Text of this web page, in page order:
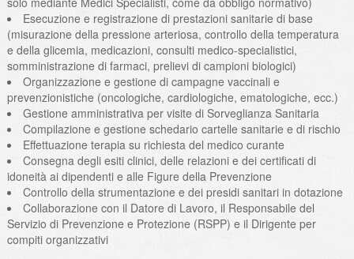
Esecuzione e registrazione di prestazioni sanitarie di base
(misurazione della pressione arteriosa, controllo della temperatura
e della glicemia, medicazioni, consulti medico-specialistici,
somministrazione di farmaci, prelievi di campioni biologici)
Organizzazione e gestione di campagne vaccinali e
prevenzionistiche (oncologiche, cardiologiche, ematologiche, ecc.)
Gestione amministrativa per visite di Sorveglianza Sanitaria
Compilazione e gestione schedario cartelle sanitarie e di rischio
Effettuazione terapia su richiesta del medico curante
Consegna degli esiti clinici, delle relazioni e dei certificati di
idoneità ai dipendenti e alle Figure della Prevenzione
Controllo della strumentazione e dei presidi sanitari in dotazione
Collaborazione con il Datore di Lavoro, il Responsabile del
Servizio di Prevenzione e Protezione (RSPP) e il Dirigente per
compiti organizzativi